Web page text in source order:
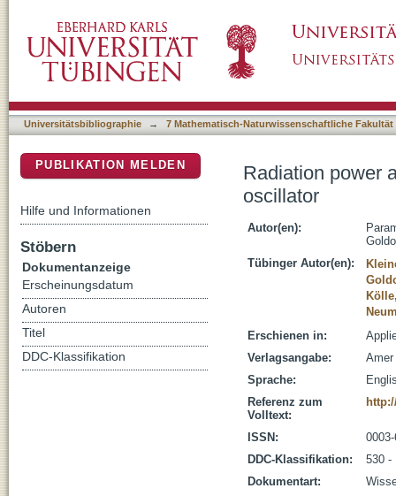
Universitätsbibliographie → 7 Mathematisch-Naturwissenschaftliche Fakultät
Radiation power
oscillator
Autor(en):
Tübinger Autor(en):
Erschienen in:
Verlagsangabe:
Sprache:
Referenz zum
Volltext:
ISSN:
DDC-Klassifikation:
530 -
Dokumentart:
PUBLIKATION MELDEN
Hilfe und Informationen
Stöbern
Dokumentanzeige
Erscheinungsdatum
Autoren
Titel
DDC-Klassifikation